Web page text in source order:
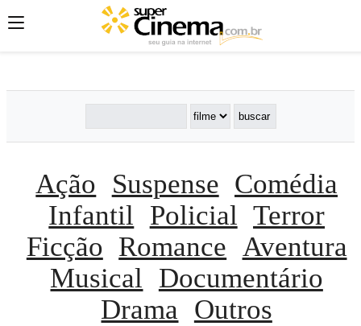
';';
Ação Suspense Comédia
Infantil
Policial Terror
Ficção Romance Aventura
Musical
Documentário
Drama
Outros